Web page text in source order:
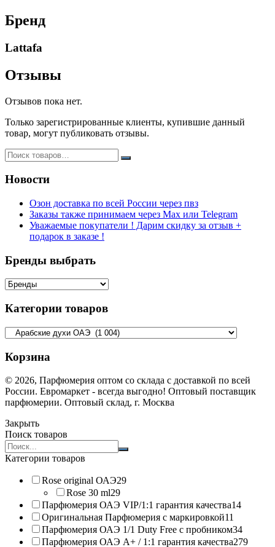
Бренд
Lattafa
Отзывы
Отзывов пока нет.
Только зарегистрированные клиенты, купившие данный
товар, могут публиковать отзывы.
Новости
Озон доставка по всей России через пвз
Заказы также принимаем через Max или Telegram
Уважаемые покупатели ! Дарим скидку за отзыв +
подарок в заказе !
Бренды выбрать
Категории товаров
Корзина
© 2026, Парфюмерия оптом со склада с доставкой по всей
России. Евромаркет - всегда выгодно! Оптовый поставщик
парфюмерии. Оптовый склад, г. Москва
Закрыть
Поиск товаров
Search
products:
Категории товаров
Rose original ОАЭ29
Rose 30 ml29
Парфюмерия ОАЭ VIP/1:1 гарантия качества14
Оригинальная Парфюмерия с маркировкой11
Парфюмерия ОАЭ 1/1 Duty Free с пробником34
Парфюмерия ОАЭ A+ / 1:1 гарантия качества279